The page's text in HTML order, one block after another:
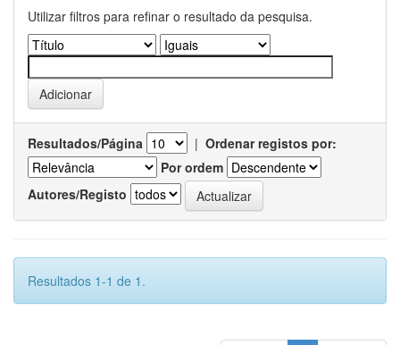
Utilizar filtros para refinar o resultado da pesquisa.
Resultados/Página | Ordenar registos por:
Por ordem
Autores/Registo
Resultados 1-1 de 1.